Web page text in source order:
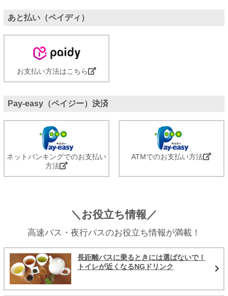
あと払い（ペイディ）
お支払い方法はこちら
Pay-easy（ペイジー）決済
ネットバンキングでのお支払い
方法
ATMでのお支払い方法
＼お役立ち情報／
高速バス・夜行バスのお役立ち情報が満載！
長距離バスに乗るときには選ばないで！
トイレが近くなるNGドリンク